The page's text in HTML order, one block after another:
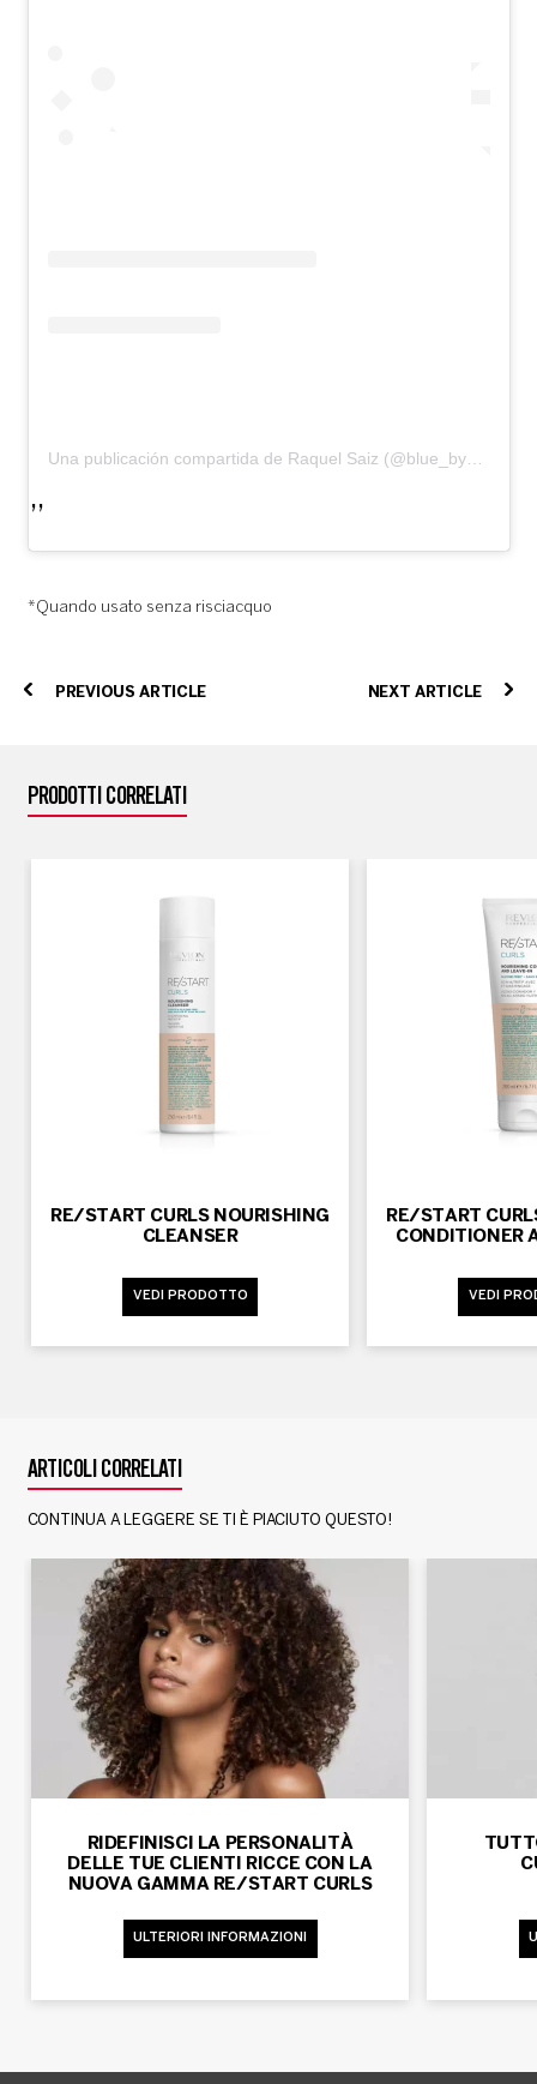
Una publicación compartida de Raquel Saiz (@blue_by_raquelsaiz)
*Quando usato senza risciacquo
PREVIOUS ARTICLE NEXT ARTICLE
PRODOTTI CORRELATI
RE/START CURLS NOURISHING
CLEANSER
VEDI PRODOTTO
RE/START
CONDITIONER
VEDI
ARTICOLI CORRELATI
CONTINUA A LEGGERE SE TI È PIACIUTO QUESTO!
RIDEFINISCI LA PERSONALITÀ
DELLE TUE CLIENTI RICCE CON LA
NUOVA GAMMA RE/START CURLS
ULTERIORI INFORMAZIONI